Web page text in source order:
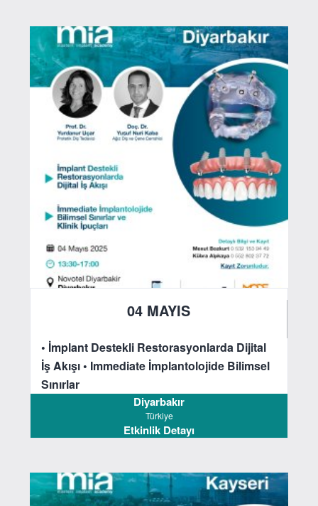
04 MAYIS
• İmplant Destekli Restorasyonlarda Dijital
İş Akışı • Immediate İmplantolojide Bilimsel
Sınırlar
Diyarbakır
Türkiye
Etkinlik Detayı